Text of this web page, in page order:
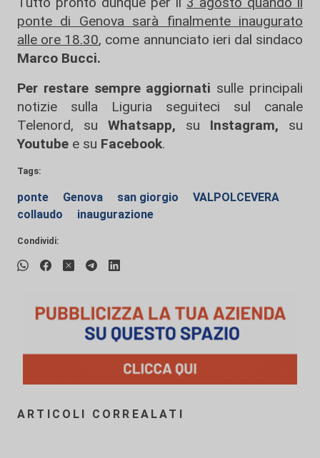
ponte di Genova sarà finalmente inaugurato
alle ore 18.30, come annunciato ieri dal sindaco
Marco Bucci.
Per restare sempre aggiornati sulle principali
notizie sulla Liguria seguiteci sul canale
Telenord, su
Whatsapp, su Instagram, su
Youtube e su Facebook.
Tags:
ponte Genova san giorgio
VALPOLCEVERA
collaudo
inaugurazione
Condividi:
ARTICOLI CORREALATI